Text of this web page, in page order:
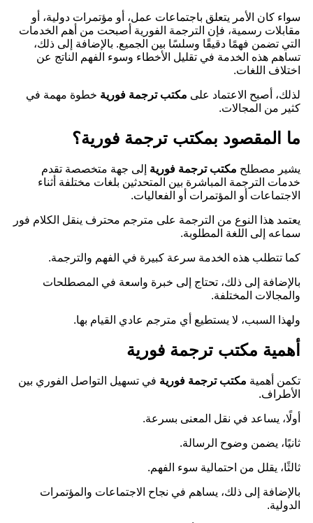
سواء كان الأمر يتعلق باجتماعات عمل، أو مؤتمرات دولية، أو
مقابلات رسمية، فإن الترجمة الفورية أصبحت من أهم الخدمات
التي تضمن فهمًا دقيقًا وسلسًا بين الجميع. بالإضافة إلى ذلك،
تساهم هذه الخدمة في تقليل الأخطاء وسوء الفهم الناتج عن
اختلاف اللغات.
لذلك، أصبح الاعتماد على مكتب ترجمة فورية خطوة مهمة في
كثير من المجالات.
ما المقصود بمكتب ترجمة فورية؟
يشير مصطلح مكتب ترجمة فورية إلى جهة متخصصة تقدم
خدمات الترجمة المباشرة بين المتحدثين بلغات مختلفة أثناء
الاجتماعات أو المؤتمرات أو الفعاليات.
يعتمد هذا النوع من الترجمة على مترجم محترف ينقل الكلام فور
سماعه إلى اللغة المطلوبة.
كما تتطلب هذه الخدمة سرعة كبيرة في الفهم والترجمة.
بالإضافة إلى ذلك، تحتاج إلى خبرة واسعة في المصطلحات
والمجالات المختلفة.
ولهذا السبب، لا يستطيع أي مترجم عادي القيام بها.
أهمية مكتب ترجمة فورية
تكمن أهمية مكتب ترجمة فورية في تسهيل التواصل الفوري بين
الأطراف.
أولًا، يساعد في نقل المعنى بسرعة.
ثانيًا، يضمن وضوح الرسالة.
ثالثًا، يقلل من احتمالية سوء الفهم.
بالإضافة إلى ذلك، يساهم في نجاح الاجتماعات والمؤتمرات
الدولية.